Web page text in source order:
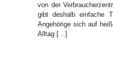
von der
gibt deshalb einfache
Angehörige sich auf
Alltag […]